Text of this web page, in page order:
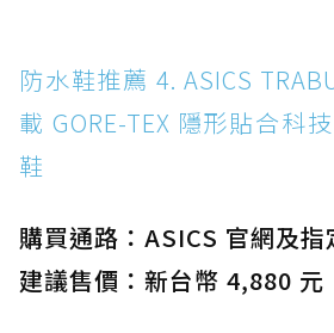
防水鞋推薦 4. ASICS
載 GORE-TEX 隱形貼合科
鞋
購買通路：ASICS 官網及指
建議售價：新台幣 4,880 元